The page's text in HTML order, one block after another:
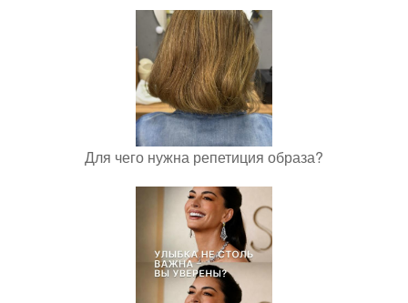
Для чего нужна репетиция образа?